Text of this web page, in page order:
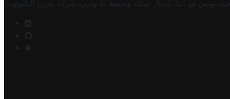
تونس هو دليل أعمال تملكه وتحتفظ به وتديره شركة مخزن التكنولوجيا